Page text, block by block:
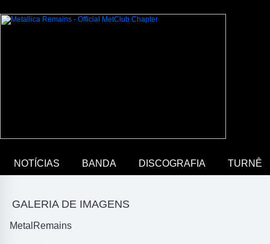
NOTÍCIAS BANDA DISCOGRAFIA TURNÊ
GALERIA DE IMAGENS
MetalRemains